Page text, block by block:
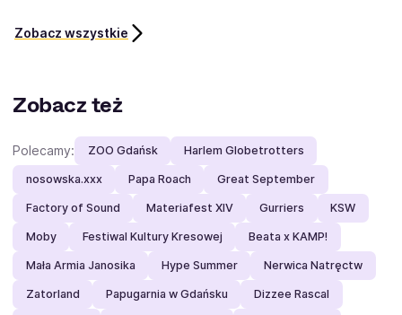
Zobacz wszystkie
Zobacz też
Polecamy: ZOO Gdańsk Harlem Globetrotters
nosowska.xxx Papa Roach Great September
Factory of Sound Materiafest XIV Gurriers KSW
Moby Festiwal Kultury Kresowej Beata x KAMP!
Mała Armia Janosika Hype Summer Nerwica Natręctw
Zatorland Papugarnia w Gdańsku Dizzee Rascal